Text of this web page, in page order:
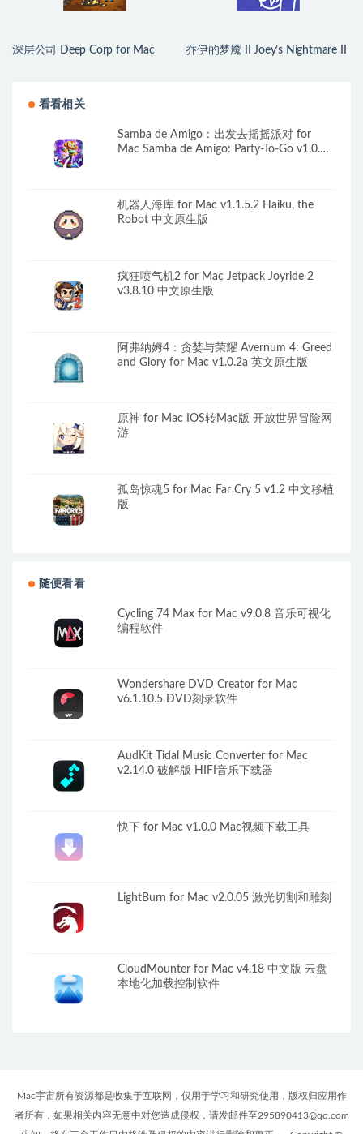
深层公司 Deep Corp for Mac
乔伊的梦魇 II Joey’s Nightmare II
看看相关
Samba de Amigo：出发去摇摇派对 for
Mac Samba de Amigo: Party-To-Go v1.0.1
机器人海库 for Mac v1.1.5.2 Haiku, the
Robot 中文原生版
疯狂喷气机2 for Mac Jetpack Joyride 2
v3.8.10 中文原生版
阿弗纳姆4：贪婪与荣耀 Avernum 4: Greed
and Glory for Mac v1.0.2a 英文原生版
原神 for Mac IOS转Mac版 开放世界冒险网
游
孤岛惊魂5 for Mac Far Cry 5 v1.2 中文移植
版
随便看看
Cycling 74 Max for Mac v9.0.8 音乐可视化
编程软件
Wondershare DVD Creator for Mac
v6.1.10.5 DVD刻录软件
AudKit Tidal Music Converter for Mac
v2.14.0 破解版 HIFI音乐下载器
快下 for Mac v1.0.0 Mac视频下载工具
LightBurn for Mac v2.0.05 激光切割和雕刻
CloudMounter for Mac v4.18 中文版 云盘
本地化加载控制软件
Mac宇宙所有资源都是收集于互联网，仅用于学习和研究使用，版权归应用作
者所有，如果相关内容无意中对您造成侵权，请发邮件至295890413@qq.com